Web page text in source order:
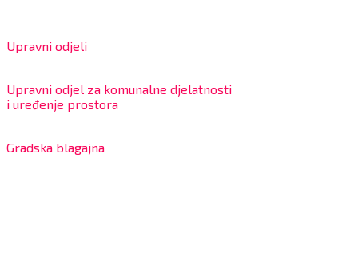
Upravni odjeli
Upravni odjel za komunalne djelatnosti
i uređenje prostora
Gradska blagajna